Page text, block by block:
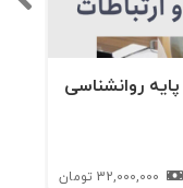
روانشناسی
32,000,000 تومان